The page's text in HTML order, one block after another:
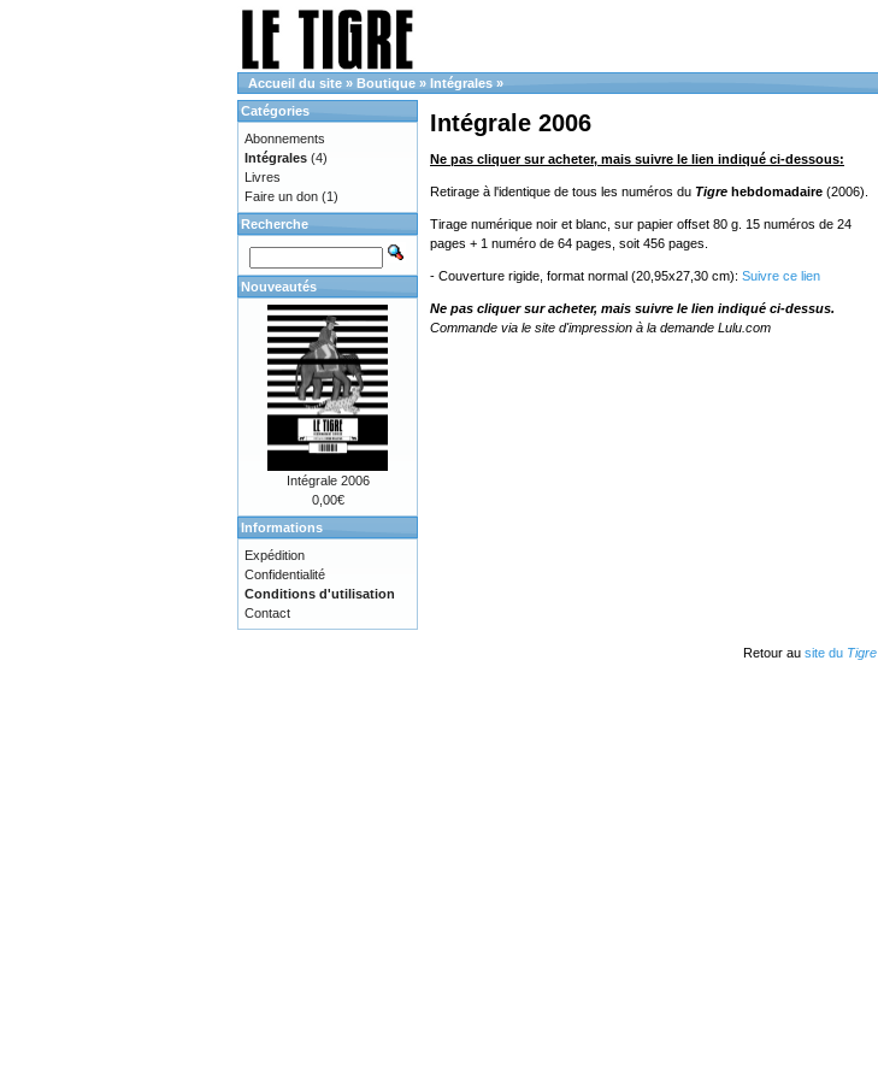
Accueil du site » Boutique » Intégrales »
Intégrale 2006
Ne pas cliquer sur acheter, mais suivre le lien indiqué ci-dessous:
Retirage à l'identique de tous les numéros du Tigre hebdomadaire (2006).
Tirage numérique noir et blanc, sur papier offset 80 g. 15 numéros de 24
pages + 1 numéro de 64 pages, soit 456 pages.
- Couverture rigide, format normal (20,95x27,30 cm): Suivre ce lien
Ne pas cliquer sur acheter, mais suivre le lien indiqué ci-dessus.
Commande via le site d'impression à la demande Lulu.com
Catégories
Abonnements
Intégrales (4)
Livres
Faire un don (1)
Recherche
Nouveautés
Intégrale 2006
0,00€
Informations
Expédition
Confidentialité
Conditions d'utilisation
Contact
Retour au site du Tigre